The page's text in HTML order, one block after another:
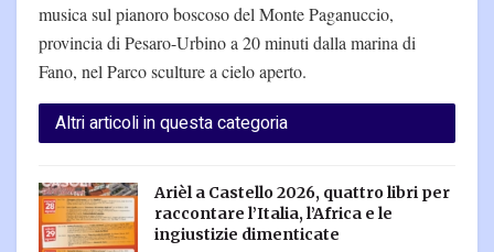
musica sul pianoro boscoso del Monte Paganuccio,
provincia di Pesaro-Urbino a 20 minuti dalla marina di
Fano, nel Parco sculture a cielo aperto.
Altri articoli in questa categoria
Arièl a Castello 2026, quattro libri per
raccontare l’Italia, l’Africa e le
ingiustizie dimenticate